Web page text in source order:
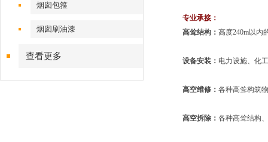
烟囱包箍
烟囱刷油漆
查看更多
专业承接：
高耸结构： 高度240m以内
设备安装： 电力设施、化
高空维修： 各种高耸构筑
高空拆除： 各种高耸结构